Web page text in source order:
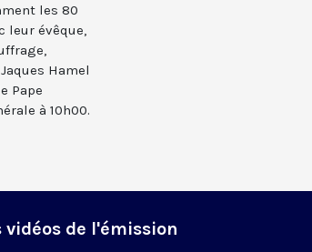
les 80
leur évêque,
Hamel
Pape
à 10h00.
vidéos de l'émission